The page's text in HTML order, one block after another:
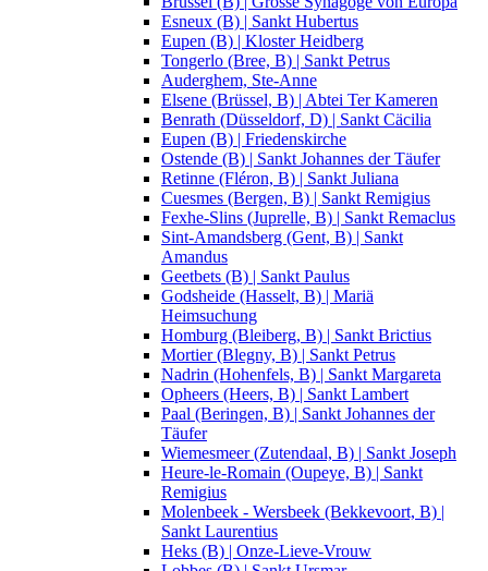
Esneux (B) | Sankt Hubertus
Eupen (B) | Kloster Heidberg
Tongerlo (Bree, B) | Sankt Petrus
Auderghem, Ste-Anne
Elsene (Brüssel, B) | Abtei Ter Kameren
Benrath (Düsseldorf, D) | Sankt Cäcilia
Eupen (B) | Friedenskirche
Ostende (B) | Sankt Johannes der Täufer
Retinne (Fléron, B) | Sankt Juliana
Cuesmes (Bergen, B) | Sankt Remigius
Fexhe-Slins (Juprelle, B) | Sankt Remaclus
Sint-Amandsberg (Gent, B) | Sankt
Amandus
Geetbets (B) | Sankt Paulus
Godsheide (Hasselt, B) | Mariä
Heimsuchung
Homburg (Bleiberg, B) | Sankt Brictius
Mortier (Blegny, B) | Sankt Petrus
Nadrin (Hohenfels, B) | Sankt Margareta
Opheers (Heers, B) | Sankt Lambert
Paal (Beringen, B) | Sankt Johannes der
Täufer
Wiemesmeer (Zutendaal, B) | Sankt Joseph
Heure-le-Romain (Oupeye, B) | Sankt
Remigius
Molenbeek - Wersbeek (Bekkevoort, B) |
Sankt Laurentius
Heks (B) | Onze-Lieve-Vrouw